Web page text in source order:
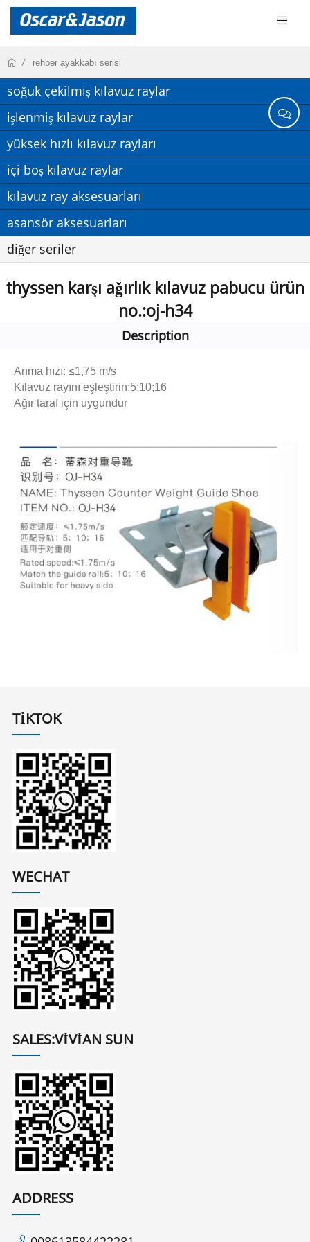
rehber ayakkabı serisi
soğuk çekilmiş kılavuz raylar
işlenmiş kılavuz raylar
yüksek hızlı kılavuz rayları
içi boş kılavuz raylar
kılavuz ray aksesuarları
asansör aksesuarları
diğer seriler
thyssen karşı ağırlık kılavuz pabucu ürün
no.:oj-h34
Description
Anma hızı: ≤1,75 m/s
Kılavuz rayını eşleştirin:5;10;16
Ağır taraf için uygundur
TIKTOK
WECHAT
SALES:VIVIAN SUN
ADDRESS